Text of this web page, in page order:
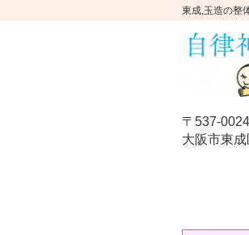
東成,玉造の整
〒537-0024
大阪市東